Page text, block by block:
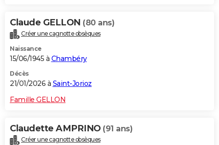
Claude GELLON (80 ans)
Créer une cagnotte obsèques
Naissance
15/06/1945 à Chambéry
Décès
21/01/2026 à Saint-Jorioz
Famille GELLON
Claudette AMPRINO (91 ans)
Créer une cagnotte obsèques